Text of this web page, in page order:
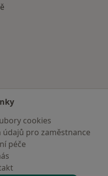
cookies
pro zaměstnance
péče